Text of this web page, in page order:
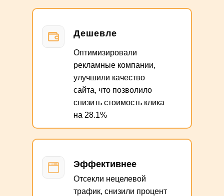
Дешевле
Эффективнее
Отсекли нецелевой
трафик, снизили процент
Оптимизировали
рекламные компании,
улучшили качество
сайта, что позволило
снизить стоимость клика
на 28.1%